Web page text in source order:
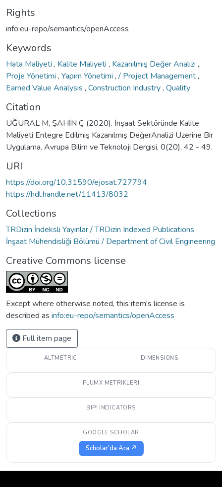
Rights
info:eu-repo/semantics/openAccess
Keywords
Hata Maliyeti , Kalite Maliyeti , Kazanılmış Değer Analizi ,
Proje Yönetimi , Yapım Yönetimi ,/ Project Management,
Earned Value Analysis , Construction Industry, Quality
Citation
UĞURAL M, ŞAHİN Ç (2020). İnşaat Sektöründe Kalite
Maliyeti Entegre Edilmiş Kazanılmış DeğerAnalizi Üzerine Bir
Uygulama. Avrupa Bilim ve Teknoloji Dergisi, 0(20), 42 - 49.
URI
https://doi.org/10.31590/ejosat.727794
https://hdl.handle.net/11413/8032
Collections
TRDizin İndeksli Yayınlar / TRDizin Indexed Publications
İnşaat Mühendisliği Bölümü / Department of Civil Engineering
Creative Commons license
Except where otherwise noted, this item's license is
described as info:eu-repo/semantics/openAccess
Full item page
ALTMETRIC DIMENSIONS
PLUMX METRIKLERI
BIP! INDICATORS
GOOGLE SCHOLAR
Scholar'da Ara ↗